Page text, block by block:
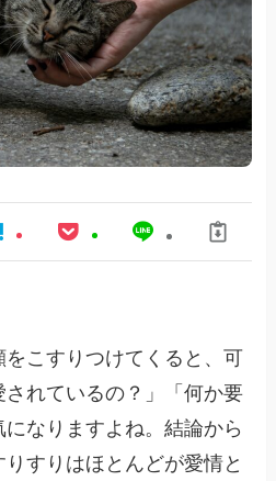
こすりつけてくると、可
れているの？」「何か要
なりますよね。結論から
すりはほとんどが愛情と